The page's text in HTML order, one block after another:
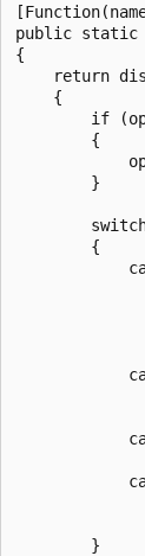
public static
{
return
    {
if
        {
        }
        {
        }